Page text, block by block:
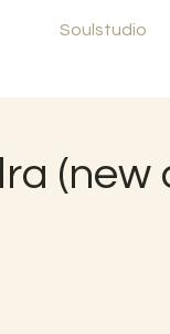
Soulstudio
(new